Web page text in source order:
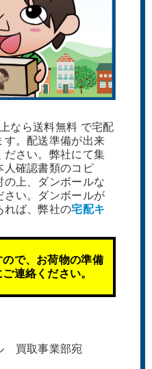
なら送料無料 で宅配
す。配送準備が出来
ださい。弊社にて集
人確認書類のコピ
の上、ダンボールな
さい。ダンボールが
れば、弊社の宅配キ
で、お荷物の準備
連絡ください。
買取事業部宛